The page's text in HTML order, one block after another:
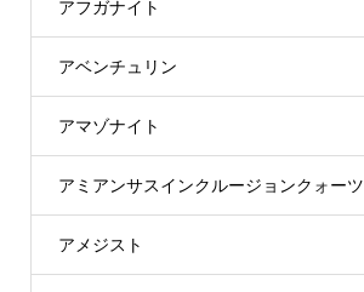
アフガナイト
アベンチュリン
アマゾナイト
アミアンサスインクルージョンクォーツ
アメジスト